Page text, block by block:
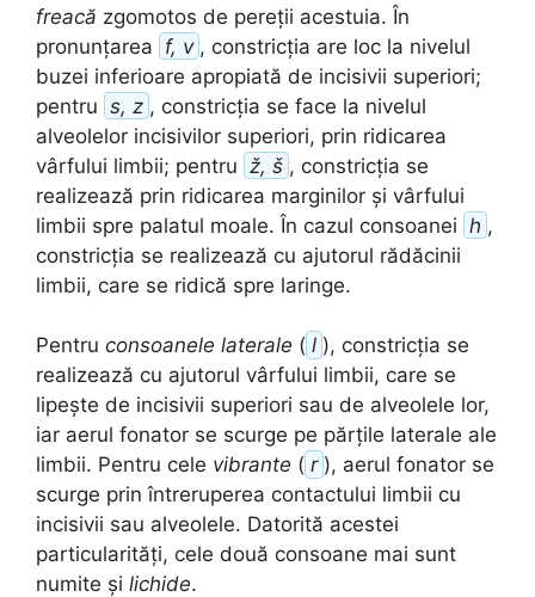
freacă zgomotos de pereții acestuia. În
pronunțarea f, v , constricția are loc la nivelul
buzei inferioare apropiată de incisivii superiori;
pentru s, z , constricția se face la nivelul
alveolelor incisivilor superiori, prin ridicarea
vârfului limbii; pentru ž, š , constricția se
realizează prin ridicarea marginilor și vârfului
limbii spre palatul moale. În cazul consoanei h ,
constricția se realizează cu ajutorul rădăcinii
limbii, care se ridică spre laringe.
Pentru consoanele laterale ( l ), constricția se
realizează cu ajutorul vârfului limbii, care se
lipește de incisivii superiori sau de alveolele lor,
iar aerul fonator se scurge pe părțile laterale ale
limbii. Pentru cele vibrante ( r ), aerul fonator se
scurge prin întreruperea contactului limbii cu
incisivii sau alveolele. Datorită acestei
particularități, cele două consoane mai sunt
numite și lichide.